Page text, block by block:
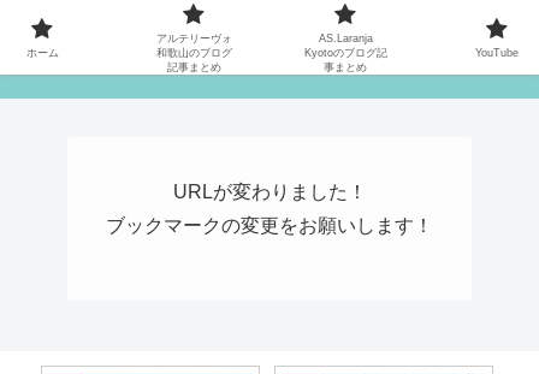
MATYの関西サッカーリーグ応援日記
URLが変わりました！
ブックマークの変更をお願いします！
ホーム
アルテリーヴォ
和歌山のブログ
記事まとめ
AS.Laranja
Kyotoのブログ記
事まとめ
YouTube